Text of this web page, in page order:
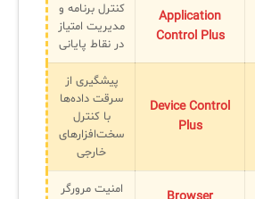
Application
Control Plus
کنترل برنامه و
مدیریت امتیاز
در نقاط پایانی
Device Control
Plus
پیشگیری از
سرقت داده‌ها
با کنترل
سخت‌افزارهای
خارجی
امنیت مرورگر